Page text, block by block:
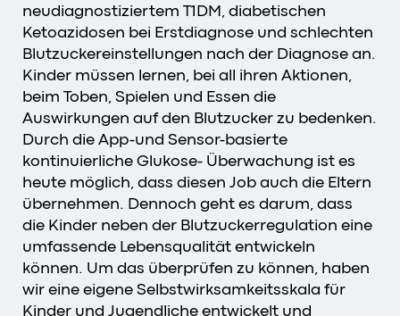
neudiagnostiziertem T1DM, diabetischen
Ketoazidosen bei Erstdiagnose und schlechten
Blutzuckereinstellungen nach der Diagnose an.
Kinder müssen lernen, bei all ihren Aktionen,
beim Toben, Spielen und Essen die
Auswirkungen auf den Blutzucker zu bedenken.
Durch die App-und Sensor-basierte
kontinuierliche Glukose- Überwachung ist es
heute möglich, dass diesen Job auch die Eltern
übernehmen. Dennoch geht es darum, dass
die Kinder neben der Blutzuckerregulation eine
umfassende Lebensqualität entwickeln
können. Um das überprüfen zu können, haben
wir eine eigene Selbstwirksamkeitsskala für
Kinder und Jugendliche entwickelt und